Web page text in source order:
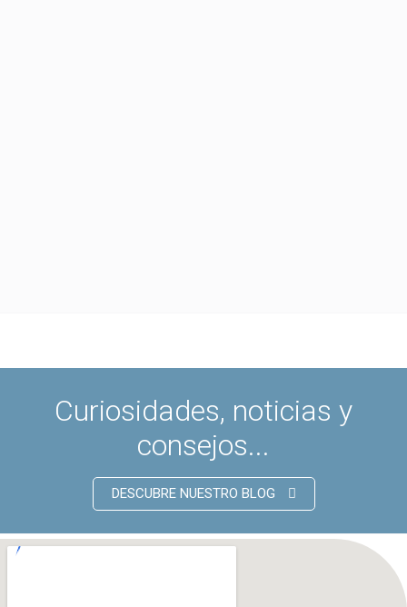
Curiosidades, noticias y
consejos...
DESCUBRE NUESTRO BLOG